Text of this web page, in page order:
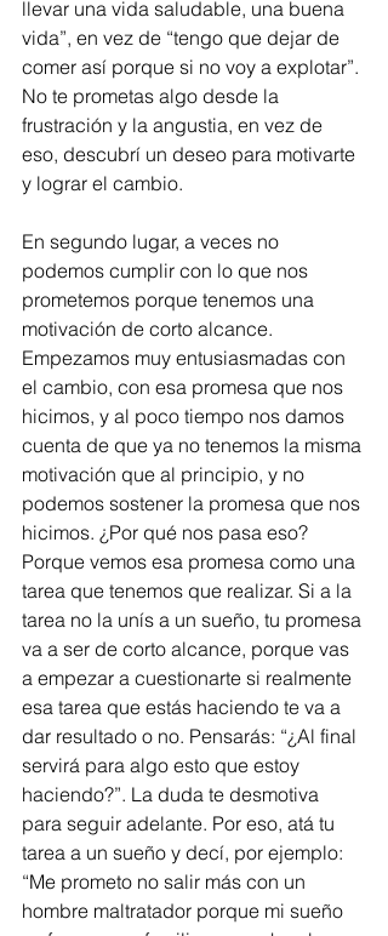
llevar una vida saludable, una buena
vida”, en vez de “tengo que dejar de
comer así porque si no voy a explotar”.
No te prometas algo desde la
frustración y la angustia, en vez de
eso, descubrí un deseo para motivarte
y lograr el cambio.
En segundo lugar, a veces no
podemos cumplir con lo que nos
prometemos porque tenemos una
motivación de corto alcance.
Empezamos muy entusiasmadas con
el cambio, con esa promesa que nos
hicimos, y al poco tiempo nos damos
cuenta de que ya no tenemos la misma
motivación que al principio, y no
podemos sostener la promesa que nos
hicimos. ¿Por qué nos pasa eso?
Porque vemos esa promesa como una
tarea que tenemos que realizar. Si a la
tarea no la unís a un sueño, tu promesa
va a ser de corto alcance, porque vas
a empezar a cuestionarte si realmente
esa tarea que estás haciendo te va a
dar resultado o no. Pensarás: “¿Al final
servirá para algo esto que estoy
haciendo?”. La duda te desmotiva
para seguir adelante. Por eso, atá tu
tarea a un sueño y decí, por ejemplo:
“Me prometo no salir más con un
hombre maltratador porque mi sueño